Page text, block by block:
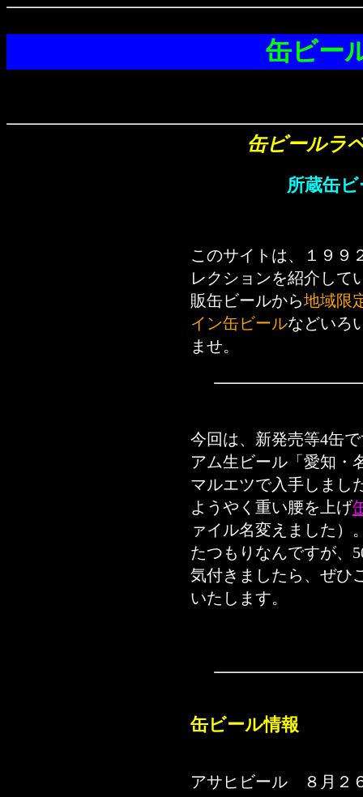
缶ビー
缶ビールラ
所蔵缶
このサイトは、１９９
レクションを紹介して
販缶ビールから地域限
イン缶ビールなどいろ
ませ。
今回は、新発売等4缶
アム生ビール「愛知・
マルエツで入手しま
ようやく重い腰を上げ
ァイル名変えました）
たつもりなんですが、
気付きましたら、ぜひ
いたします。
缶ビール情報
アサヒビール ８月２